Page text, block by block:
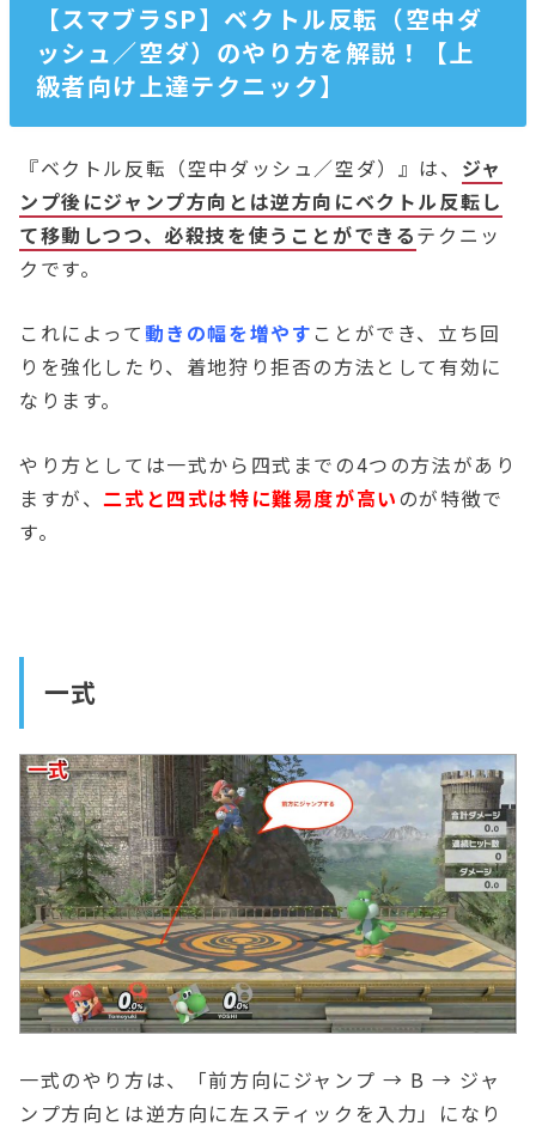
【スマブラSP】ベクトル反転（空中ダ
ッシュ／空ダ）のやり方を解説！【上
級者向け上達テクニック】
『ベクトル反転（空中ダッシュ／空ダ）』は、 ジャ
ンプ後にジャンプ方向とは逆方向にベクトル反転し
て移動しつつ、必殺技を使うことができるテクニッ
クです。
これによって動きの幅を増やす ことができ、立ち回
りを強化したり、着地狩り拒否の方法として有効に
なります。
やり方としては一式から四式までの4つの方法があり
ますが、二式と四式は特に難易度が高い のが特徴で
す。
一式
一式のやり方は、「前方向にジャンプ → B → ジャ
ンプ方向とは逆方向に左スティックを入力」になり